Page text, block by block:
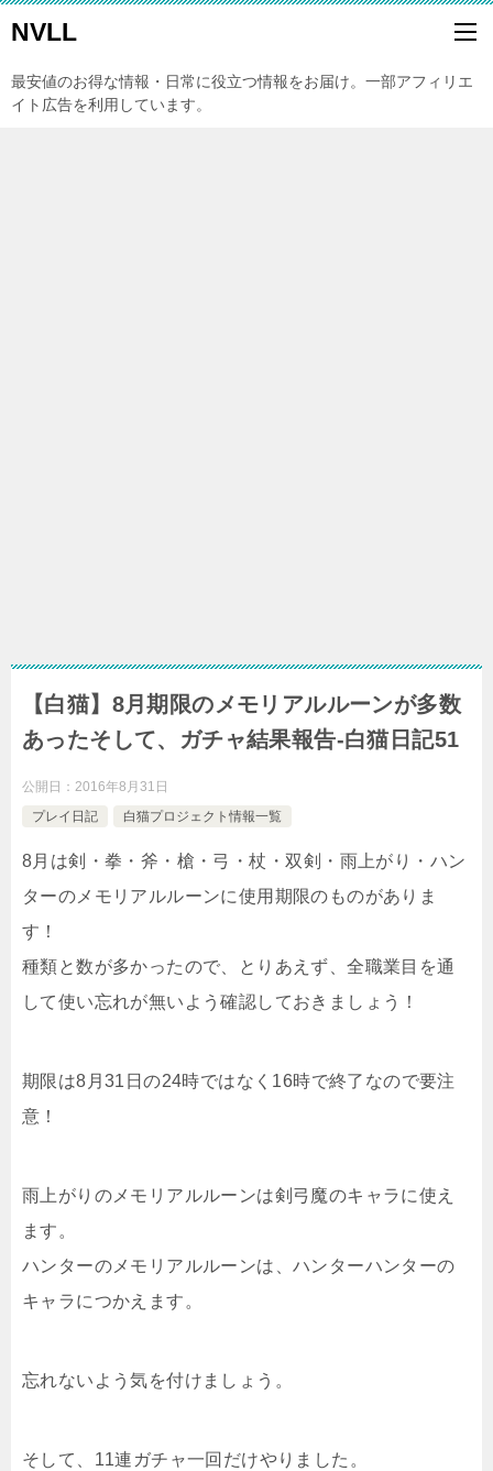
NVLL
最安値のお得な情報・日常に役立つ情報をお届け。一部アフィリエ
イト広告を利用しています。
【白猫】8月期限のメモリアルルーンが多数
あったそして、ガチャ結果報告-白猫日記51
公開日： 2016年8月31日
プレイ日記
白猫プロジェクト情報一覧
8月は剣・拳・斧・槍・弓・杖・双剣・雨上がり・ハン
ターのメモリアルルーンに使用期限のものがありま
す！
種類と数が多かったので、とりあえず、全職業目を通
して使い忘れが無いよう確認しておきましょう！
期限は8月31日の24時ではなく16時で終了なので要注
意！
雨上がりのメモリアルルーンは剣弓魔のキャラに使え
ます。
ハンターのメモリアルルーンは、ハンターハンターの
キャラにつかえます。
忘れないよう気を付けましょう。
そして、11連ガチャ一回だけやりました。